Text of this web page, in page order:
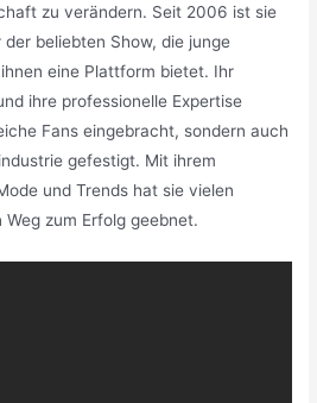
zu verändern. Seit 2006 ist sie
beliebten Show, die junge
eine Plattform bietet. Ihr
ihre professionelle Expertise
Fans eingebracht, sondern auch
gefestigt. Mit ihrem
und Trends hat sie vielen
zum Erfolg geebnet.